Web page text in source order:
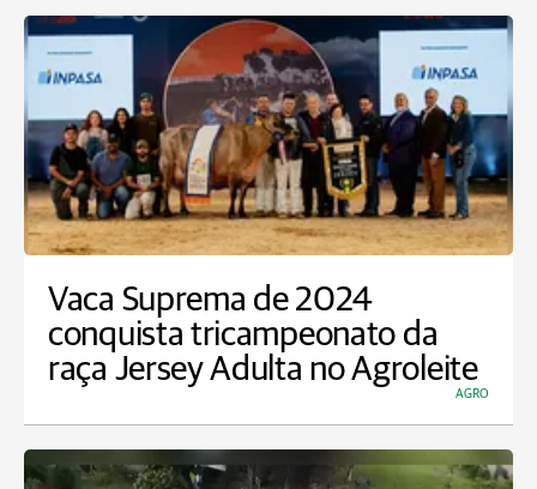
Vaca Suprema de 2024
conquista tricampeonato da
raça Jersey Adulta no Agroleite
AGRO